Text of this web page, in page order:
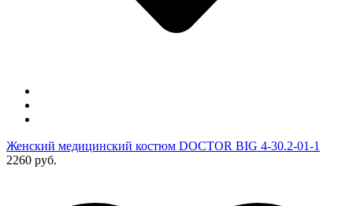
Женский медицинский костюм DOCTOR BIG 4-30.2-01-1
2260 руб.